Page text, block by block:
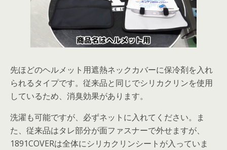
先ほどのヘルメット用遮熱ネックカバーに保冷剤を入れ
られるタイプです。従来品と同じでシリカクリンを使用
しているため、消臭効果があります。
洗濯も可能ですが、必ずネットに入れてください。ま
た、従来品はタレ部分が面ファスナーで外せますが、
1891COVERは全体にシリカクリンシートが入っていま